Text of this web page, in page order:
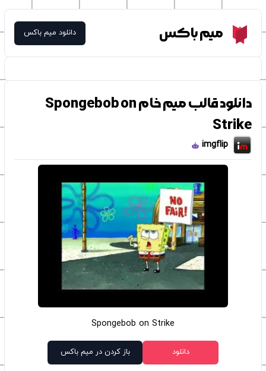
Meme Boxمیم باکس دانلود میم باکس
دانلود قالب میم خام Spongebob on
Strike
imgflip
Spongebob on Strike
دانلود باز کردن در میم باکس